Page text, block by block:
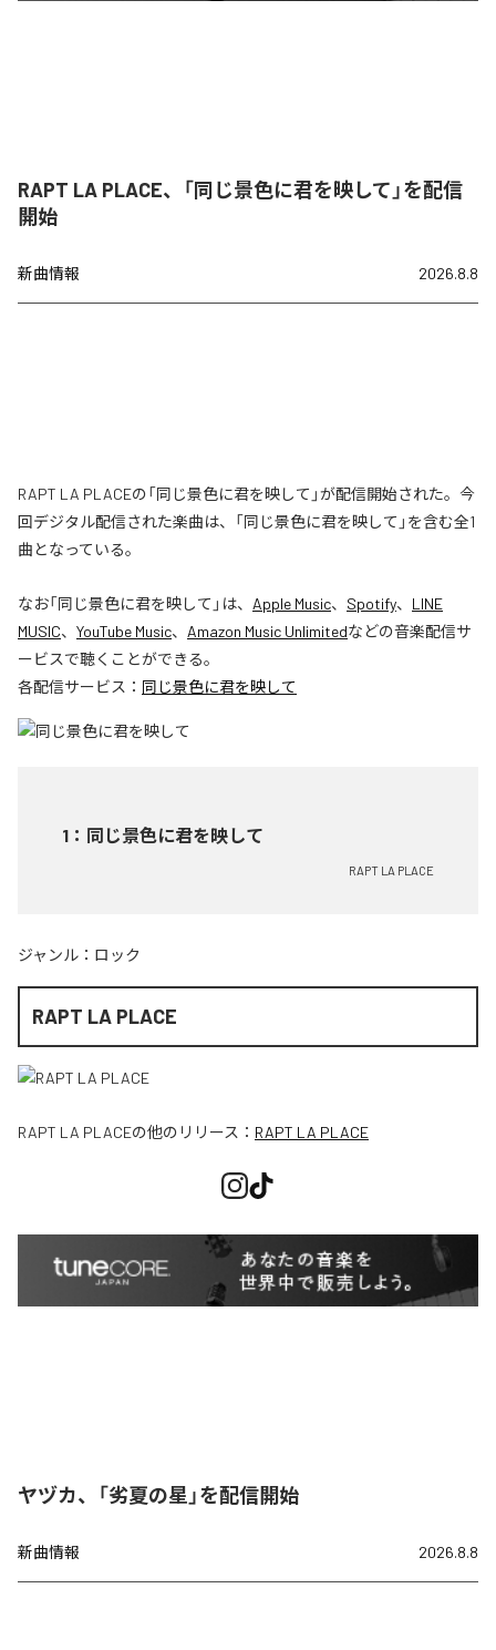
RAPT LA PLACE、「同じ景色に君を映して」を配信
開始
新曲情報 2026.8.8
RAPT LA PLACEの「同じ景色に君を映して」が配信開始された。今
回デジタル配信された楽曲は、「同じ景色に君を映して」を含む全1
曲となっている。
なお「同じ景色に君を映して 」は、 Apple Music、 Spotify、 LINE
MUSIC、 YouTube Music、 Amazon Music Unlimitedなどの音楽配信サ
ービスで聴くことができる。
各配信サービス： 同じ景色に君を映して
1 ： 同じ景色に君を映して
RAPT LA PLACE
ジャンル： ロック
RAPT LA PLACE
RAPT LA PLACEの他のリリース： RAPT LA PLACE
ヤヅカ、「劣夏の星」を配信開始
新曲情報 2026.8.8